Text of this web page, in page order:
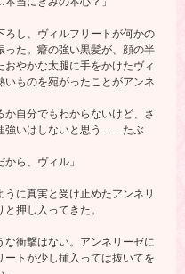
ろし、ヴィルフリートが何かの
った。癖の強い黒髪が、顔の半
やかな太腿に手をかけたヴィ
いものを宛がったことがアンネ
か自分でもわからないけど、さ
強いはしないと思う……たぶ
ら、ヴィル」
に真実と受け止めたアンネリ
押し入ってきた。
衝撃はない。アンネリーゼに
トが少し挿入っては抜いてを